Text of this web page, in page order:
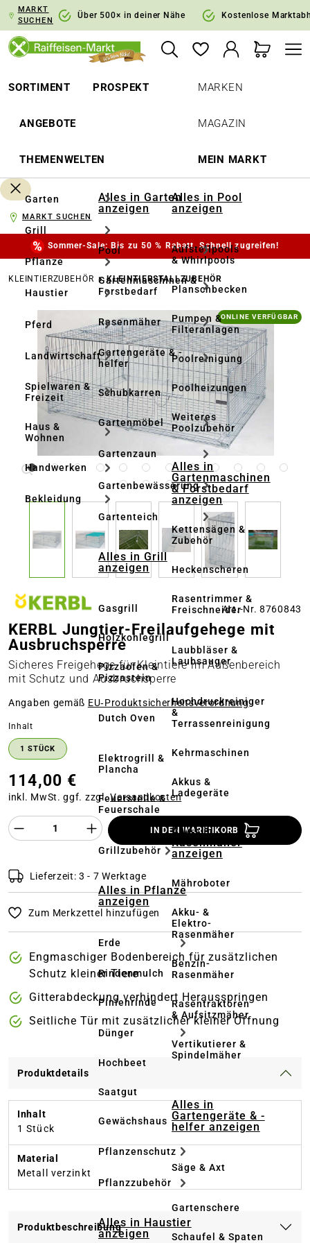
Zur Hauptnavigation springen
MARKT
SUCHEN
Über 500× in deiner Nähe Kostenlose
SORTIMENT PROSPEKT
ANGEBOTE
THEMENWELTEN
MARKEN
MAGAZIN
MEIN MARKT
Garten
Grill
Pflanze
Haustier
Pferd
Landwirtschaft
Spielwaren &
Freizeit
Haus &
Wohnen
Handwerken
Bekleidung
Alles in Garten
anzeigen
Pool
Gartenmaschinen &
Forstbedarf
Rasenmäher
Gartengeräte & -
helfer
Schubkarren
Gartenmöbel
Gartenzaun
Gartenbewässerung
Gartenteich
Alles in Grill
anzeigen
Gasgrill
Holzkohlegrill
Pizzaofen &
Pizzastein
Dutch Oven
Elektrogrill &
Plancha
Feuerstelle &
Feuerschale
Grillzubehör
Alles in Pflanze
anzeigen
Erde
Rindenmulch
Pinienrinde
Dünger
Hochbeet
Saatgut
Gewächshaus
Pflanzenschutz
Pflanzzubehör
Alles in Haustier
anzeigen
Alles in Pool
anzeigen
Aufstellpools
& Whirlpools
Planschbecken
Pumpen &
Filteranlagen
Poolreinigung
Poolheizungen
Weiteres
Poolzubehör
Alles in
Gartenmaschinen
& Forstbedarf
anzeigen
Kettensägen &
Zubehör
Heckenscheren
Rasentrimmer &
Freischneider
Laubbläser &
Laubsauger
Hochdruckreiniger
&
Terrassenreinigung
Kehrmaschinen
Akkus &
Ladegeräte
Alles in
Rasenmäher
anzeigen
Mähroboter
Akku- &
Elektro-
Rasenmäher
Benzin-
Rasenmäher
Rasentraktoren
& Aufsitzmäher
Vertikutierer &
Spindelmäher
Alles in
Gartengeräte & -
helfer anzeigen
Säge & Axt
Gartenschere
Schaufel & Spaten
MARKT SUCHEN
Sommer-Sale: Bis zu 50 % Rabatt. Schnell zugreifen!
KLEINTIERZUBEHÖR KLEINTIERSTALLZUBEHÖR
Bildergalerie überspringen ONLINE VERFÜGBAR
Art.-Nr. 8760843
KERBL Jungtier-Freilaufgehege mit
Ausbruchsperre
Sicheres Freigehege für Kleintiere im Außenbereich
mit Schutz und Ausbruchsperre
Angaben gemäß EU‑Produktsicherheitsverordnung
Inhalt
1 STÜCK
114,00 €
inkl. MwSt. ggf. zzgl.Versandkosten
Produkt Anzahl des Produktes
IN DEN WARENKORB
Lieferzeit: 3 - 7 Werktage
Zum Merkzettel hinzufügen
Engmaschiger Bodenbereich für zusätzlichen
Schutz kleiner Tiere
Gitterabdeckung verhindert Herausspringen
Seitliche Tür mit zusätzlicher kleiner Öffnung
Produktdetails
Inhalt
1 Stück
Material
Metall verzinkt
Produktbeschreibung